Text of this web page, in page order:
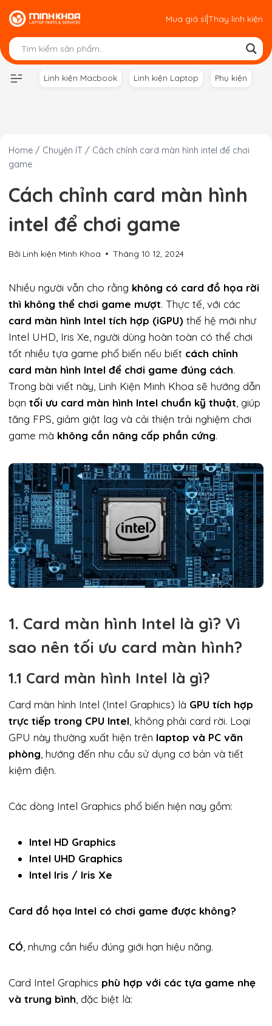
Skip
to
content
Mua giá sỉ|Thay linh kiện
Linh kiện Macbook Linh kiện Laptop Phụ kiện
Home / Chuyện IT / Cách chỉnh card màn hình intel để chơi
game
Cách chỉnh card màn hình
intel để chơi game
Bởi Linh kiện Minh Khoa Tháng 10 12, 2024
Nhiều người vẫn cho rằng không có card đồ họa rời
thì không thể chơi game mượt. Thực tế, với các
card màn hình Intel tích hợp (iGPU) thế hệ mới như
Intel UHD, Iris Xe, người dùng hoàn toàn có thể chơi
tốt nhiều tựa game phổ biến nếu biết cách chỉnh
card màn hình Intel để chơi game đúng cách.
Trong bài viết này, Linh Kiện Minh Khoa sẽ hướng dẫn
bạn tối ưu card màn hình Intel chuẩn kỹ thuật , giúp
tăng FPS, giảm giật lag và cải thiện trải nghiệm chơi
game mà không cần nâng cấp phần cứng.
1. Card màn hình Intel là gì? Vì
sao nên tối ưu card màn hình?
1.1 Card màn hình Intel là gì?
Card màn hình Intel (Intel Graphics) là GPU tích hợp
trực tiếp trong CPU Intel , không phải card rời. Loại
GPU này thường xuất hiện trên laptop và PC văn
phòng , hướng đến nhu cầu sử dụng cơ bản và tiết
kiệm điện.
Các dòng Intel Graphics phổ biến hiện nay gồm:
Intel HD Graphics
Intel UHD Graphics
Intel Iris / Iris Xe
Card đồ họa Intel có chơi game được không?
CÓ , nhưng cần hiểu đúng giới hạn hiệu năng.
Card Intel Graphics phù hợp với các tựa game nhẹ
và trung bình , đặc biệt là: